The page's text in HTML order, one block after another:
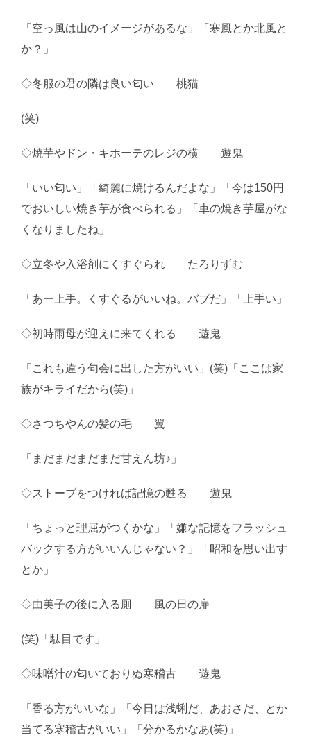
「空っ風は山のイメージがあるな」「寒風とか北風と
か？」
◇冬服の君の隣は良い匂い 桃猫
(笑)
◇焼芋やドン・キホーテのレジの横 遊鬼
「いい匂い」「綺麗に焼けるんだよな」「今は150円
でおいしい焼き芋が食べられる」「車の焼き芋屋がな
くなりましたね」
◇立冬や入浴剤にくすぐられ たろりずむ
「あー上手。くすぐるがいいね。バブだ」「上手い」
◇初時雨母が迎えに来てくれる 遊鬼
「これも違う句会に出した方がいい」(笑)「ここは家
族がキライだから(笑)」
◇さつちやんの髪の毛 翼
「まだまだまだまだ甘えん坊♪」
◇ストーブをつければ記憶の甦る 遊鬼
「ちょっと理屈がつくかな」「嫌な記憶をフラッシュ
バックする方がいいんじゃない？」「昭和を思い出す
とか」
◇由美子の後に入る厠 風の日の扉
(笑)「駄目です」
◇味噌汁の匂いておりぬ寒稽古 遊鬼
「香る方がいいな」「今日は浅蜊だ、あおさだ、とか
当てる寒稽古がいい」「分かるかなあ(笑)」